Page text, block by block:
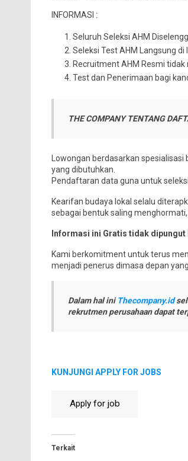
INFORMASI :
Seluruh Seleksi AHM
Seleksi Test AHM Langsung
Recruitment AHM Resmi
Test dan Penerimaan bagi
THE COMPANY TENTANG
Lowongan berdasarkan
yang dibutuhkan.
Pendaftaran data guna untuk
Kearifan budaya lokal selalu
sebagai bentuk saling
Informasi ini Gratis tidak
Kami berkomitment untuk terus
menjadi penerus dimasa depan
Dalam hal iniThecompany.id
rekrutmen perusahaan dapat
KUNJUNGI APPLY FOR JOBS
Terkait